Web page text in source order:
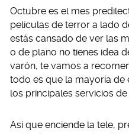
Octubre es el mes
películas de terror a lado
estás cansado de ver las
o de plano no tienes idea
varón, te vamos a
todo es que la mayoría de
los principales servicios de
Así que enciende la tele,